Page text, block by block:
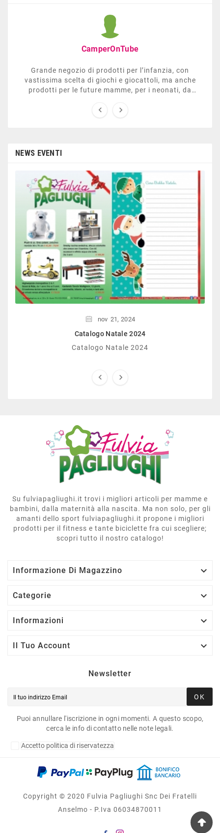
CamperOnTube
Grande negozio di prodotti per l’infanzia, con
vastissima scelta di giochi e giocattoli, ma anche
prodotti per le future mamme, per i neonati, da
sezione dedicata all’arredo giardino, giochi all’aperto,
 
NEWS EVENTI
nov 21, 2024
Catalogo Natale 2024
Catalogo Natale 2024
 
Su fulviapagliughi.it trovi i migliori articoli per mamme e
bambini, dalla maternità alla nascita. Ma non solo, per gli
amanti dello sport fulviapagliughi.it propone i migliori
prodotti per il fitness e tante biciclette fra cui scegliere;
scopri tutto il nostro catalogo!
Informazione Di Magazzino 
Categorie 
Informazioni 
Il Tuo Account 
Newsletter
OK
Puoi annullare l'iscrizione in ogni momenti. A questo scopo,
cerca le info di contatto nelle note legali.
Accetto politica di riservatezza
Copyright © 2020 Fulvia Pagliughi Snc Dei Fratelli
Anselmo - P.Iva 06034870011